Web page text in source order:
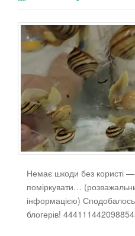
Немає шкоди без користі —
поміркувати…
інформацією)
блогерів!